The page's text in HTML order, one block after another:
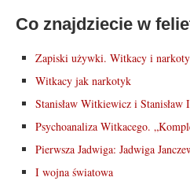
Co znajdziecie w
Zapiski używki. Witkacy i
Witkacy jak narkotyk
Stanisław Witkiewicz i
Psychoanaliza Witkacego.
Pierwsza Jadwiga: Jadwiga
I wojna światowa